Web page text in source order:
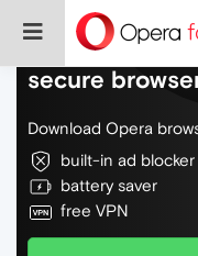
Do more on
secure
Download Opera
built-in ad blocker
battery saver
free VPN